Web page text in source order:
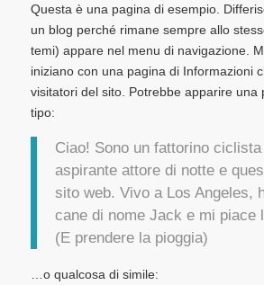
Questa è una pagina di esempio.
un blog perché rimane sempre allo
temi) appare nel menu di navigazione.
iniziano con una pagina di Informazioni
visitatori del sito. Potrebbe apparire una
tipo:
Ciao! Sono un fattorino
aspirante attore di notte e
sito web. Vivo a Los Angeles,
cane di nome Jack e mi piace
(E prendere la pioggia)
…o qualcosa di simile: